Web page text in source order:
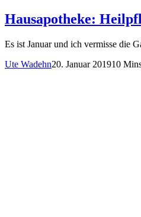
Hausapotheke:
Es ist Januar und ich vermisse die
Ute Wadehn20. Januar 201910